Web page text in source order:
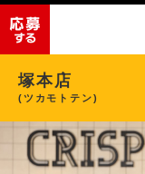
塚本店
(ツカモトテン)